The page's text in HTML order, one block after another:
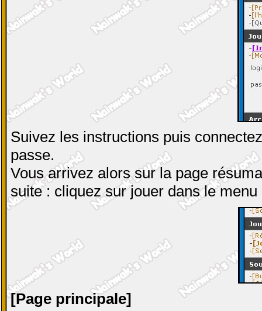
Suivez les instructions puis
passe.
Vous arrivez alors sur la page
suite : cliquez sur jouer dans le menu
[Page principale]